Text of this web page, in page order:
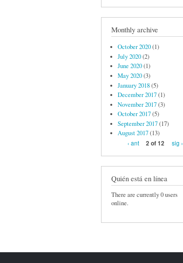
Monthly archive
October 2020(1)
July 2020(2)
June 2020(1)
May 2020(3)
January 2018(5)
December 2017(1)
November 2017(3)
October 2017(5)
September 2017(17)
August 2017(13)
‹ ant
2 of 12 sig ›
Quién está en línea
There are currently 0 users
online.